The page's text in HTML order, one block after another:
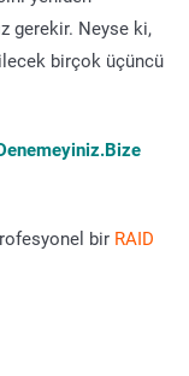
gerekir. Neyse ki,
birçok üçüncü
bir RAID